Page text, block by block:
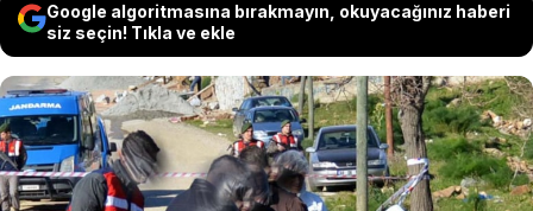
Google algoritmasına bırakmayın, okuyacağınız haberi
siz seçin! Tıkla ve ekle
Muğla'nın Milas ilçesine bağlı Köşk Mahallesi
yakınlarında bir erkeğe kadın kıyafeti giydirip
makyaj yapan 4-5 kişilik grup, bu kişiye cinsel